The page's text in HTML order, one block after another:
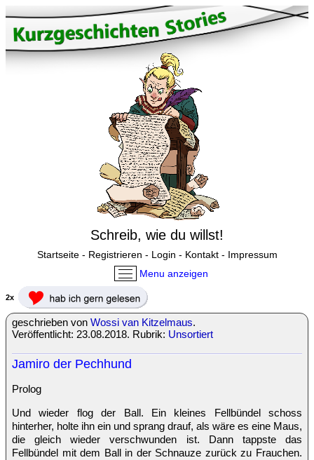
Schreib, wie du willst!
Startseite- Registrieren - Login - Kontakt- Impressum
Menu anzeigen
2x
geschrieben von Wossi van Kitzelmaus.
Veröffentlicht: 23.08.2018. Rubrik: Unsortiert
Jamiro der Pechhund
Prolog
Und wieder flog der Ball. Ein kleines Fellbündel schoss
hinterher, holte ihn ein und sprang drauf, als wäre es eine Maus,
die gleich wieder verschwunden ist. Dann tappste das
Fellbündel mit dem Ball in der Schnauze zurück zu Frauchen.